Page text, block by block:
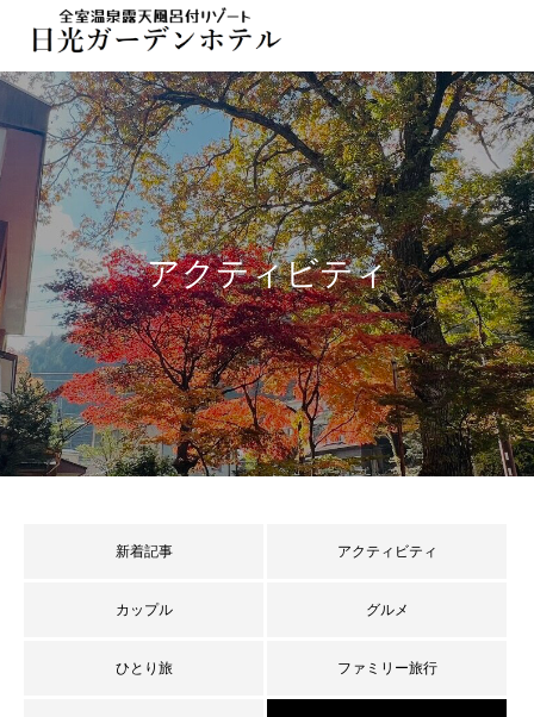
アクティビティ
新着記事 アクティビティ
カップル グルメ
ひとり旅 ファミリー旅行